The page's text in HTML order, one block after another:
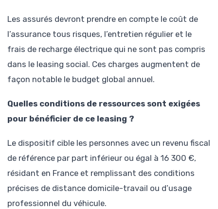
Les assurés devront prendre en compte le coût de
l’assurance tous risques, l’entretien régulier et le
frais de recharge électrique qui ne sont pas compris
dans le leasing social. Ces charges augmentent de
façon notable le budget global annuel.
Quelles conditions de ressources sont exigées
pour bénéficier de ce leasing ?
Le dispositif cible les personnes avec un revenu fiscal
de référence par part inférieur ou égal à 16 300 €,
résidant en France et remplissant des conditions
précises de distance domicile-travail ou d’usage
professionnel du véhicule.